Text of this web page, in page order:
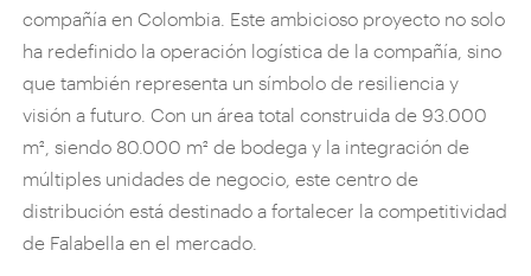
compañía en Colombia. Este ambicioso proyecto no solo
ha redefinido la operación logística de la compañía, sino
que también representa un símbolo de resiliencia y
visión a futuro. Con un área total construida de 93.000
m², siendo 80.000 m² de bodega y la integración de
múltiples unidades de negocio, este centro de
distribución está destinado a fortalecer la competitividad
de Falabella en el mercado.